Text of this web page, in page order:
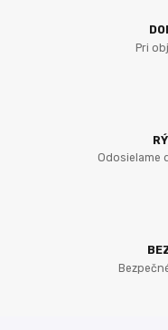
Pri
Odosielame